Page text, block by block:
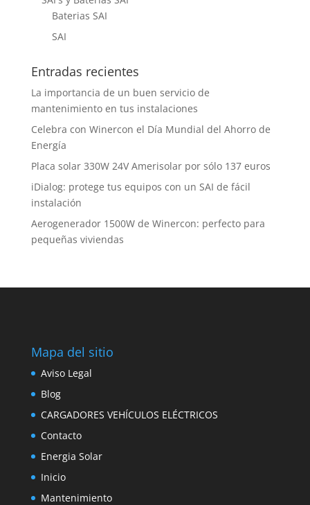
Baterias SAI
SAI
Entradas recientes
La importancia de un buen servicio de
mantenimiento en tus instalaciones
Celebra con Winercon el Día Mundial del Ahorro de
Energía
Placa solar 330W 24V Amerisolar por sólo 137 euros
iDialog: protege tus equipos con un SAI de fácil
instalación
Aerogenerador 1500W de Winercon: perfecto para
pequeñas viviendas
Mapa del sitio
Aviso Legal
Blog
CARGADORES VEHÍCULOS ELÉCTRICOS
Contacto
Energia Solar
Inicio
Mantenimiento